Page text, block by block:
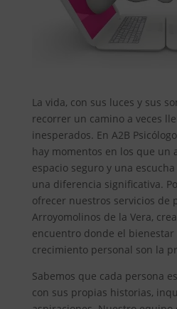
La vida, con sus luces y sus
recorrer un camino a veces
inesperados. En A2B
hay momentos en los que un
espacio seguro y una
una diferencia significativa.
ofrecer nuestros servicios de
Arroyomolinos de la Vera,
encuentro donde el bienestar
crecimiento personal son la
Sabemos que cada persona
con sus propias historias,